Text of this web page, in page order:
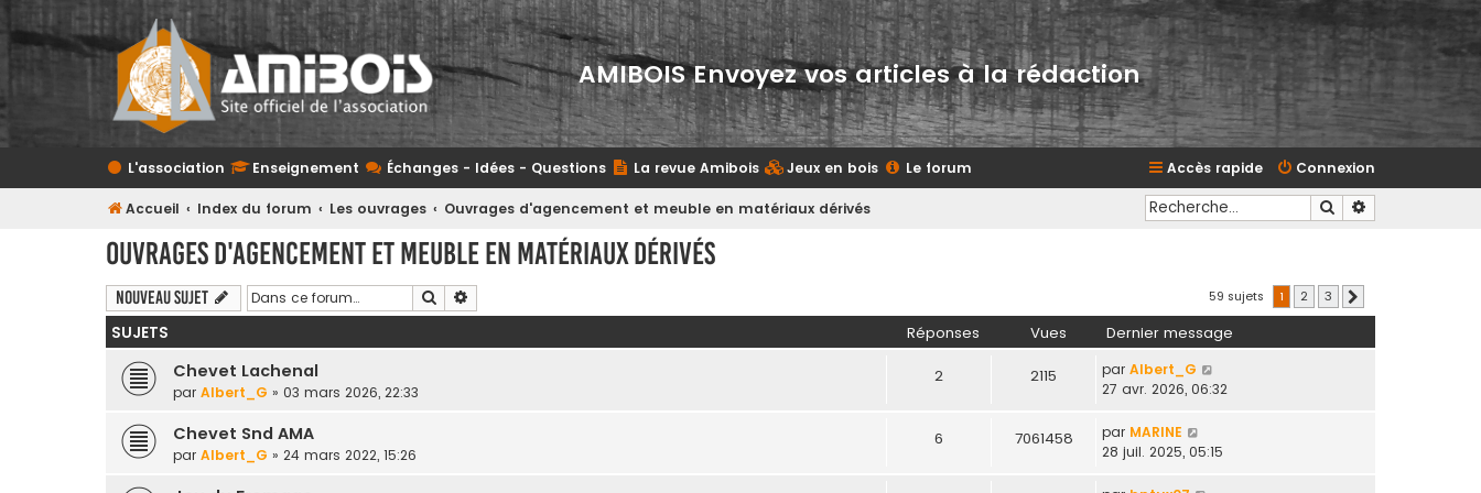
AMIBOIS Envoyez vos articles à la rédaction
L'association Enseignement Échanges - Idées - Questions La revue Amibois Jeux en bois Le forum Connexion
Accès rapide
Accueil Index du forum Les ouvrages Ouvrages d'agencement et meuble en matériaux dérivés Rechercher
Ouvrages d'agencement et meuble en matériaux dérivés
Nouveau sujet Rechercher 59 sujets 1 2 3
SUJETS Réponses Vues Dernier message
Chevet Lachenal
par Albert_G » 03 mars 2026, 22:33
2 2115 par Albert_G
27 avr. 2026, 06:32
Chevet Snd AMA
par Albert_G » 24 mars 2022, 15:26
6 7061458 par MARINE
28 juil. 2025, 05:15